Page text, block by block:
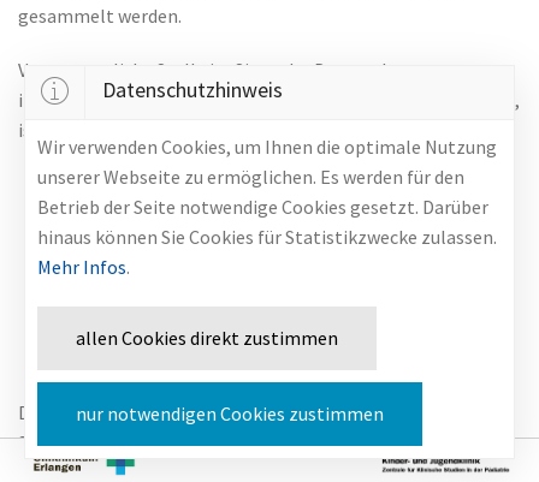
Datenschutzhinweis
Wir verwenden Cookies, um Ihnen die optimale Nutzung
unserer Webseite zu ermöglichen. Es werden für den
Betrieb der Seite notwendige Cookies gesetzt. Darüber
hinaus können Sie Cookies für Statistikzwecke zulassen.
Mehr Infos.
allen Cookies direkt zustimmen
nur notwendigen Cookies zustimmen
gesammelt werden.
Verantwortliche Stelle im Sinne der Datenschutzgesetze,
insbesondere der EU-Datenschutzgrundverordnung (DSGVO),
ist:
Universitätsklinikum Erlangen
Kinder- und Jugendklinik
Loschgestraße 15
91054 Erlangen
Telefon: +49 (0) 9131 85-36874
Das Kinderformularium hat das Ziel, die Qualität und
Sicherheit der Pharmakotherapie bei Kindern zu verbessern
und pädiatrisch-pharmakologische Kenntnisse zu